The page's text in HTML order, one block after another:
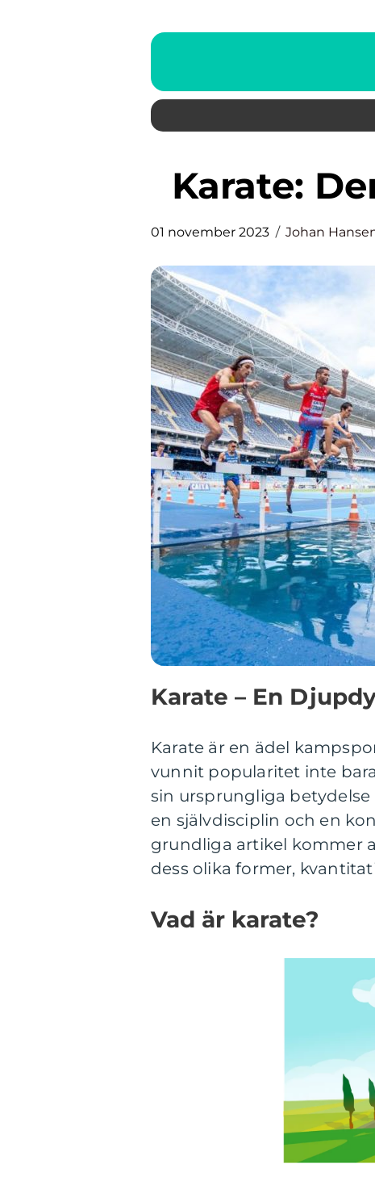
Karate:
01 november 2023 Johan
Karate – En
Karate är en ädel
vunnit popularitet inte
sin ursprungliga
en självdisciplin och en
grundliga artikel kommer
dess olika former,
Vad är karate?